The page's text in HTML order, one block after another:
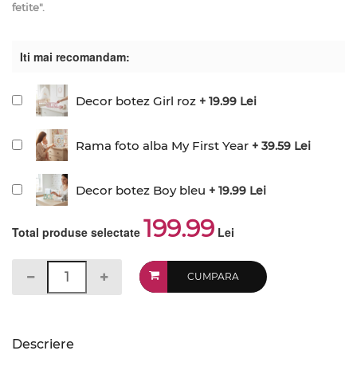
fetite".
Iti mai recomandam:
Decor botez Girl roz + 19.99 Lei
Rama foto alba My First Year + 39.59 Lei
Decor botez Boy bleu + 19.99 Lei
Total produse selectate 199.99 Lei
CUMPARA
Descriere